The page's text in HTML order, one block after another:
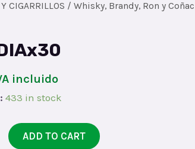
CIGARRILLOS / Whisky, Brandy, Ron y Coñac
incluido
433 in stock
ADD TO CART